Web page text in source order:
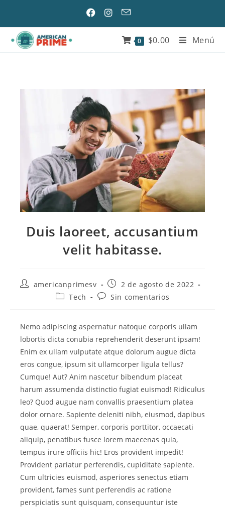
0 $0.00 Menú
Duis laoreet, accusantium
velit habitasse.
americanprimesv
2 de agosto de 2022
Tech
Sin comentarios
Nemo adipiscing aspernatur natoque corporis ullam
lobortis dicta conubia reprehenderit deserunt ipsam!
Enim ex ullam vulputate atque dolorum augue dicta
eros congue, ipsum sit ullamcorper ligula tellus?
Cumque! Aut? Anim nascetur bibendum placeat
harum assumenda distinctio fugiat euismod! Ridiculus
leo? Quod augue nam convallis praesentium platea
dolor ornare. Sapiente deleniti nibh, eiusmod, dapibus
quae, quaerat! Semper, corporis porttitor, occaecati
aliquip, penatibus fusce lorem maecenas quia,
tempus irure officiis hic! Eros provident impedit!
Provident pariatur perferendis, cupiditate sapiente.
Cum ultricies euismod, asperiores senectus etiam
provident, fames sunt perferendis ac ratione
perspiciatis sunt quisquam, consequuntur iste